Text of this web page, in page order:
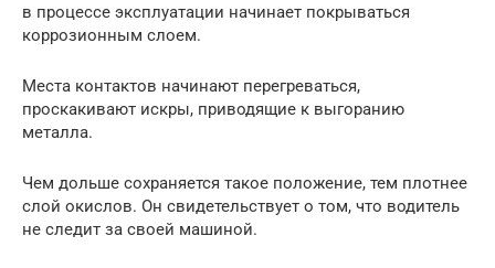
в процессе эксплуатации начинает покрываться
коррозионным слоем.
Места контактов начинают перегреваться,
проскакивают искры, приводящие к выгоранию
металла.
Чем дольше сохраняется такое положение, тем плотнее
слой окислов. Он свидетельствует о том, что водитель
не следит за своей машиной.